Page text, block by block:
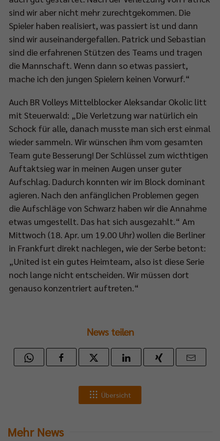
sind wir aber nicht mehr zurechtgekommen. Die
Spieler haben realisiert, was passiert ist und dann
sind wir auseinandergefallen. Patrick und Sebastian
sind die erfahrenen Stützen des Teams und tragen
die Mannschaft. Wenn dann so etwas passiert,
mache ich den jungen Spielern keinen Vorwurf.“
Auch BR Volleys Mittelblocker Aleksandar Okolic litt
mit Steuerwald: „Die Verletzung war natürlich ein
Schock für alle, danach musste man sich erst einmal
wieder sammeln. Wir wünschen ihm vom gesamten
Team gute Besserung! Der Schlüssel zum wicthtigen
Auftaktsieg war in meinen Augen unser guter
Aufschlag. Dadurch konnten wir im Block dominant
agieren. Nach den anfänglichen Problemen gegen
die Aufschläge von Schwarz haben wir die Annahme
etwas umgestellt. Das hat sich ausgezahlt.“ Am
Mittwoch (18. Apr. um 19.00 Uhr) wollen die Berliner
in Frankfurt direkt nachlegen, wie der Serbe betont:
„United ist ein gutes Heimteam, also ist diese Serie
noch lange nicht entscheiden. Wir müssen dort
genauso konzentriert auftreten.“
News teilen
Übersicht
Mehr News